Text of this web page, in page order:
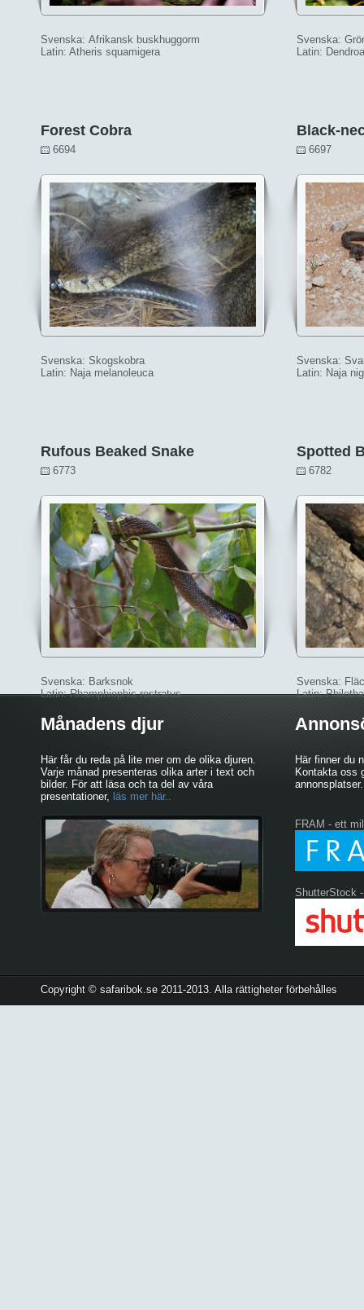
Svenska: Afrikansk buskhuggorm
Latin: Atheris squamigera
Svenska:
Latin:
Forest Cobra
6694
Svenska: Skogskobra
Latin: Naja melanoleuca
Black-
6697
Svenska:
Latin: Naja
Rufous Beaked Snake
6773
Svenska: Barksnok
Latin: Rhamphiophis rostratus
Spotted
6782
Svenska:
Latin:
Månadens djur
Här får du reda på lite mer om de olika djuren.
Varje månad presenteras olika arter i text och
bilder. För att läsa och ta del av våra
presentationer, läs mer här..
Här finner du
Kontakta oss
annonsplatser.
FRAM - ett
ShutterStock
Copyright © safaribok.se 2011-2013. Alla rättigheter förbehålles